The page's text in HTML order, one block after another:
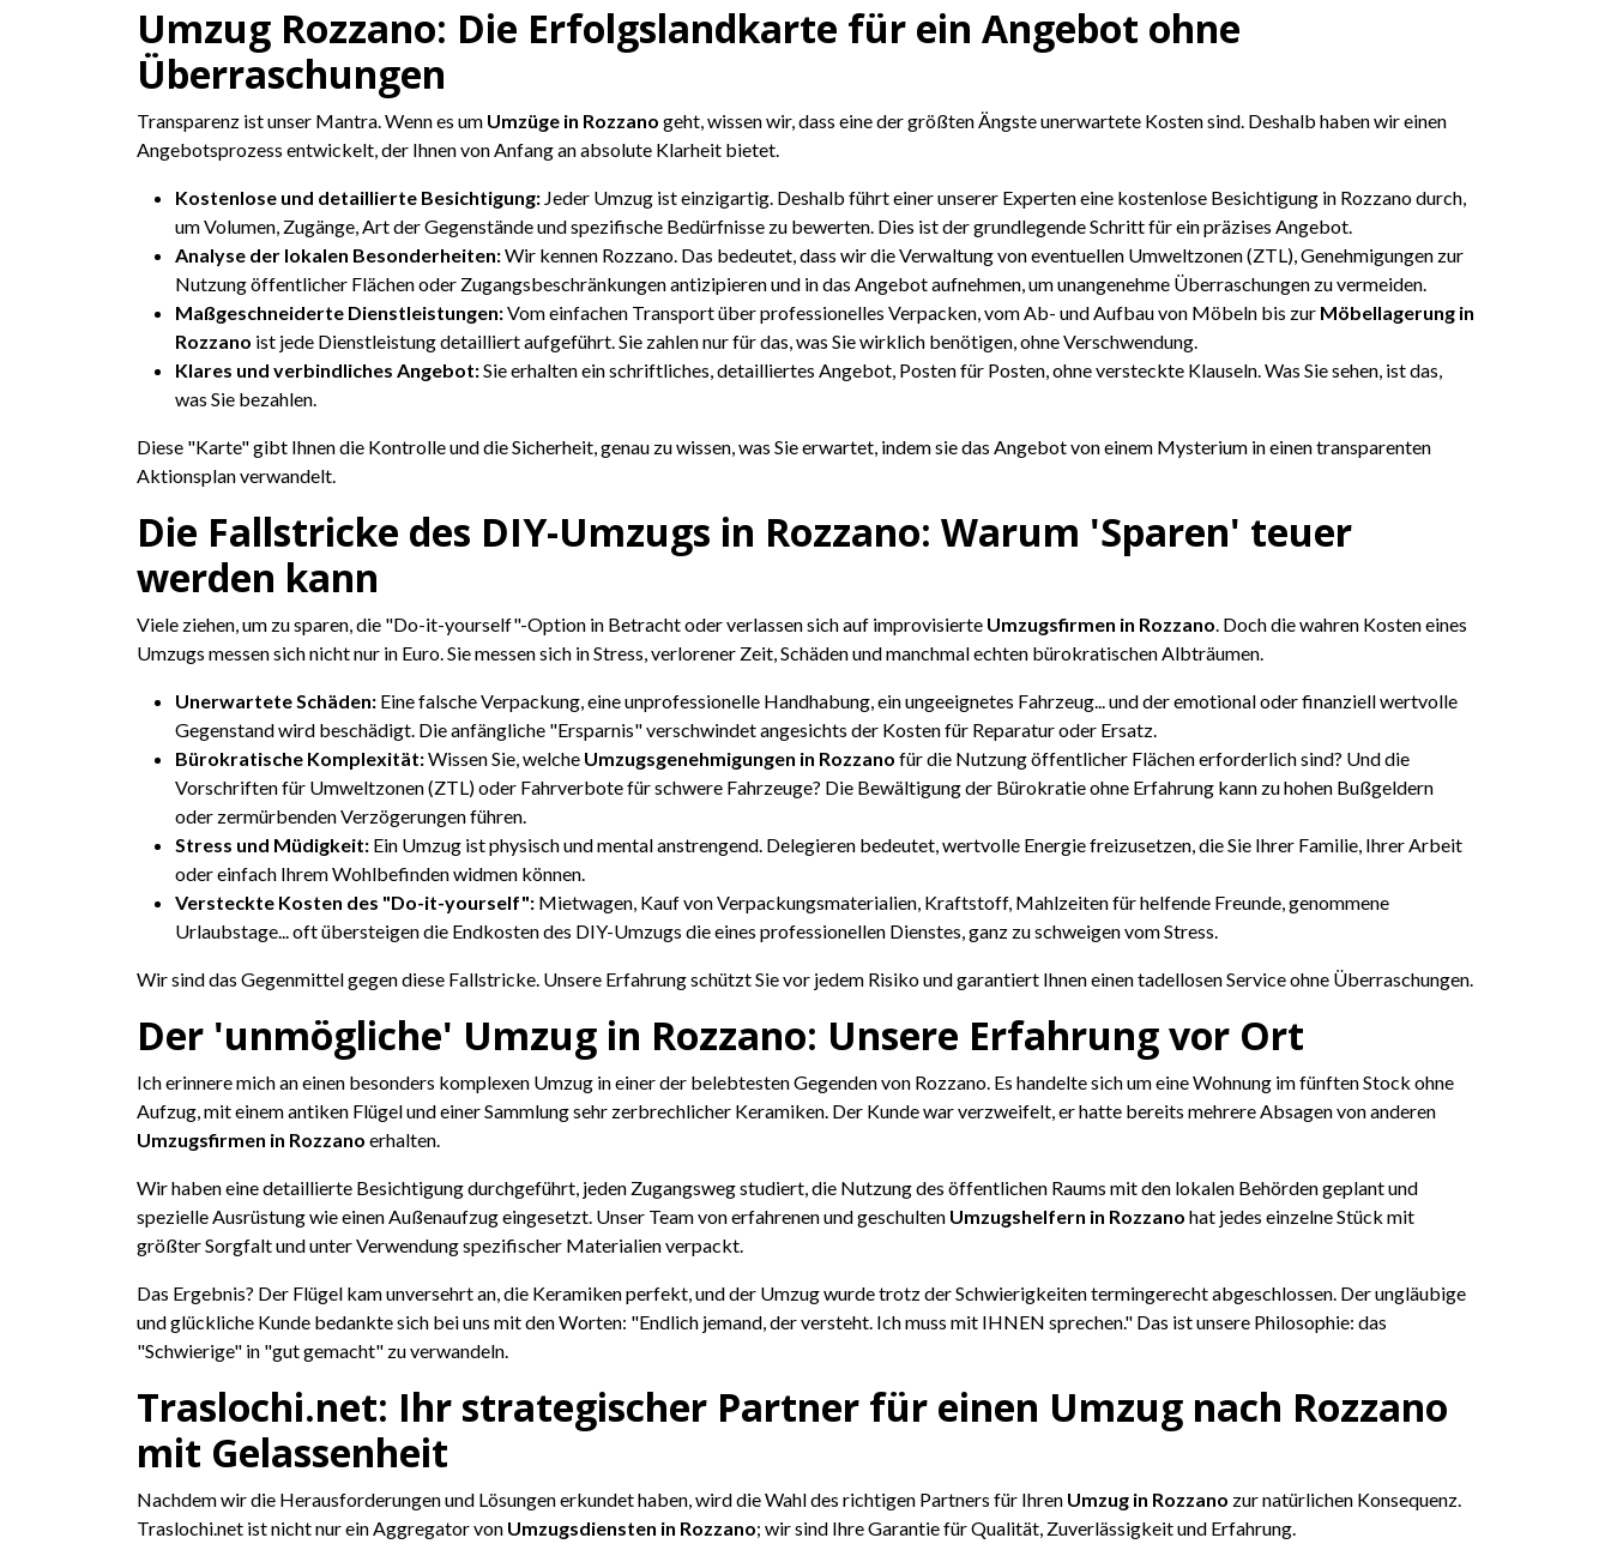
Umzug Rozzano: Die Erfolgslandkarte für ein Angebot ohne
Überraschungen
Transparenz ist unser Mantra. Wenn es um Umzüge in Rozzano geht, wissen wir, dass eine der größten Ängste unerwartete Kosten sind. Deshalb haben wir einen
Angebotsprozess entwickelt, der Ihnen von Anfang an absolute Klarheit bietet.
Kostenlose und detaillierte Besichtigung: Jeder Umzug ist einzigartig. Deshalb führt einer unserer Experten eine kostenlose Besichtigung in Rozzano durch,
um Volumen, Zugänge, Art der Gegenstände und spezifische Bedürfnisse zu bewerten. Dies ist der grundlegende Schritt für ein präzises Angebot.
Analyse der lokalen Besonderheiten:Wir kennen Rozzano. Das bedeutet, dass wir die Verwaltung von eventuellen Umweltzonen (ZTL), Genehmigungen zur
Nutzung öffentlicher Flächen oder Zugangsbeschränkungen antizipieren und in das Angebot aufnehmen, um unangenehme Überraschungen zu vermeiden.
Maßgeschneiderte Dienstleistungen:Vom einfachen Transport über professionelles Verpacken, vom Ab- und Aufbau von Möbeln bis zur Möbellagerung in
Rozzano ist jede Dienstleistung detailliert aufgeführt. Sie zahlen nur für das, was Sie wirklich benötigen, ohne Verschwendung.
Klares und verbindliches Angebot:Sie erhalten ein schriftliches, detailliertes Angebot, Posten für Posten, ohne versteckte Klauseln. Was Sie sehen, ist das,
was Sie bezahlen.
Diese "Karte" gibt Ihnen die Kontrolle und die Sicherheit, genau zu wissen, was Sie erwartet, indem sie das Angebot von einem Mysterium in einen transparenten
Aktionsplan verwandelt.
Die Fallstricke des DIY-Umzugs in Rozzano: Warum 'Sparen' teuer
werden kann
Viele ziehen, um zu sparen, die "Do-it-yourself"-Option in Betracht oder verlassen sich auf improvisierte Umzugsfirmen in Rozzano. Doch die wahren Kosten eines
Umzugs messen sich nicht nur in Euro. Sie messen sich in Stress, verlorener Zeit, Schäden und manchmal echten bürokratischen Albträumen.
Unerwartete Schäden: Eine falsche Verpackung, eine unprofessionelle Handhabung, ein ungeeignetes Fahrzeug... und der emotional oder finanziell wertvolle
Gegenstand wird beschädigt. Die anfängliche "Ersparnis" verschwindet angesichts der Kosten für Reparatur oder Ersatz.
Bürokratische Komplexität:Wissen Sie, welche Umzugsgenehmigungen in Rozzano für die Nutzung öffentlicher Flächen erforderlich sind? Und die
Vorschriften für Umweltzonen (ZTL) oder Fahrverbote für schwere Fahrzeuge? Die Bewältigung der Bürokratie ohne Erfahrung kann zu hohen Bußgeldern
oder zermürbenden Verzögerungen führen.
Stress und Müdigkeit: Ein Umzug ist physisch und mental anstrengend. Delegieren bedeutet, wertvolle Energie freizusetzen, die Sie Ihrer Familie, Ihrer Arbeit
oder einfach Ihrem Wohlbefinden widmen können.
Versteckte Kosten des "Do-it-yourself": Mietwagen, Kauf von Verpackungsmaterialien, Kraftstoff, Mahlzeiten für helfende Freunde, genommene
Urlaubstage... oft übersteigen die Endkosten des DIY-Umzugs die eines professionellen Dienstes, ganz zu schweigen vom Stress.
Wir sind das Gegenmittel gegen diese Fallstricke. Unsere Erfahrung schützt Sie vor jedem Risiko und garantiert Ihnen einen tadellosen Service ohne Überraschungen.
Der 'unmögliche' Umzug in Rozzano: Unsere Erfahrung vor Ort
Ich erinnere mich an einen besonders komplexen Umzug in einer der belebtesten Gegenden von Rozzano. Es handelte sich um eine Wohnung im fünften Stock ohne
Aufzug, mit einem antiken Flügel und einer Sammlung sehr zerbrechlicher Keramiken. Der Kunde war verzweifelt, er hatte bereits mehrere Absagen von anderen
Umzugsfirmen in Rozzano erhalten.
Wir haben eine detaillierte Besichtigung durchgeführt, jeden Zugangsweg studiert, die Nutzung des öffentlichen Raums mit den lokalen Behörden geplant und
spezielle Ausrüstung wie einen Außenaufzug eingesetzt. Unser Team von erfahrenen und geschulten Umzugshelfern in Rozzano hat jedes einzelne Stück mit
größter Sorgfalt und unter Verwendung spezifischer Materialien verpackt.
Das Ergebnis? Der Flügel kam unversehrt an, die Keramiken perfekt, und der Umzug wurde trotz der Schwierigkeiten termingerecht abgeschlossen. Der ungläubige
und glückliche Kunde bedankte sich bei uns mit den Worten: "Endlich jemand, der versteht. Ich muss mit IHNEN sprechen." Das ist unsere Philosophie: das
"Schwierige" in "gut gemacht" zu verwandeln.
Traslochi.net: Ihr strategischer Partner für einen Umzug nach Rozzano
mit Gelassenheit
Nachdem wir die Herausforderungen und Lösungen erkundet haben, wird die Wahl des richtigen Partners für Ihren Umzug in Rozzano zur natürlichen Konsequenz.
Traslochi.net ist nicht nur ein Aggregator von Umzugsdiensten in Rozzano; wir sind Ihre Garantie für Qualität, Zuverlässigkeit und Erfahrung.